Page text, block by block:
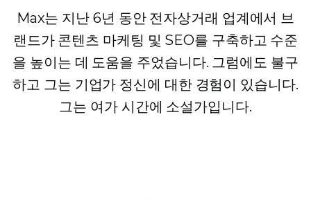
Max는 지난 6년 동안 전자상거래 업계에서 브
랜드가 콘텐츠 마케팅 및 SEO를 구축하고 수준
을 높이는 데 도움을 주었습니다. 그럼에도 불구
하고 그는 기업가 정신에 대한 경험이 있습니다.
그는 여가 시간에 소설가입니다.